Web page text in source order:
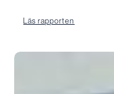
Läs rapporten